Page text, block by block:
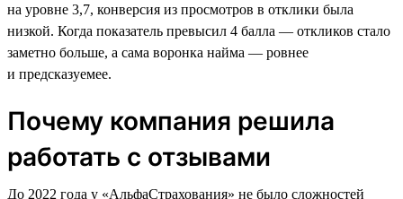
на уровне 3,7, конверсия из просмотров в отклики была
низкой. Когда показатель превысил 4 балла — откликов стало
заметно больше, а сама воронка найма — ровнее
и предсказуемее.
Почему компания решила
работать с отзывами
До 2022 года у «АльфаСтрахования» не было сложностей